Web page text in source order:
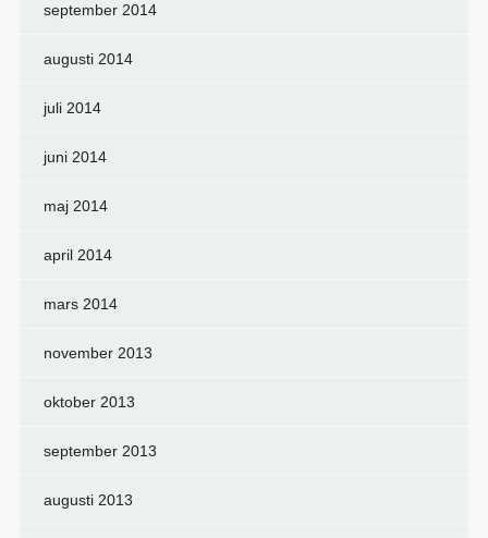
september 2014
augusti 2014
juli 2014
juni 2014
maj 2014
april 2014
mars 2014
november 2013
oktober 2013
september 2013
augusti 2013